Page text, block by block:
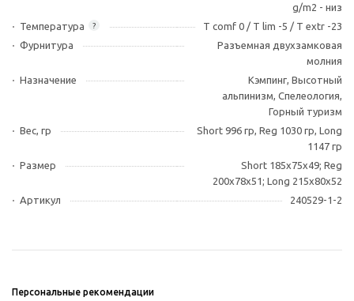
g/m2 - низ
?
Температура
T comf 0 / T lim -5 / T extr -23
Фурнитура
Разъемная двухзамковая
молния
Назначение
Кэмпинг, Высотный
альпинизм, Спелеология,
Горный туризм
Вес, гр
Short 996 гр, Reg 1030 гр, Long
1147 гр
Размер
Short 185х75х49; Reg
200х78х51; Long 215х80х52
Артикул
240529-1-2
Персональные рекомендации